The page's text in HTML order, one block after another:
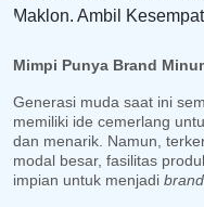
Mimpi Punya Brand
Generasi muda saat ini
memiliki ide cemerlang
dan menarik. Namun,
modal besar, fasilitas
impian untuk menjadi